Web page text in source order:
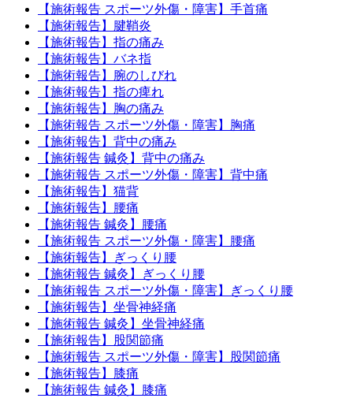
【施術報告 スポーツ外傷・障害】手首痛
【施術報告】腱鞘炎
【施術報告】指の痛み
【施術報告】バネ指
【施術報告】腕のしびれ
【施術報告】指の痺れ
【施術報告】胸の痛み
【施術報告 スポーツ外傷・障害】胸痛
【施術報告】背中の痛み
【施術報告 鍼灸】背中の痛み
【施術報告 スポーツ外傷・障害】背中痛
【施術報告】猫背
【施術報告】腰痛
【施術報告 鍼灸】腰痛
【施術報告 スポーツ外傷・障害】腰痛
【施術報告】ぎっくり腰
【施術報告 鍼灸】ぎっくり腰
【施術報告 スポーツ外傷・障害】ぎっくり腰
【施術報告】坐骨神経痛
【施術報告 鍼灸】坐骨神経痛
【施術報告】股関節痛
【施術報告 スポーツ外傷・障害】股関節痛
【施術報告】膝痛
【施術報告 鍼灸】膝痛